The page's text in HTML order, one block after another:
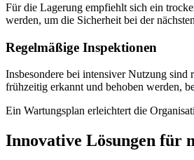
Für die Lagerung empfiehlt sich ein
werden, um die Sicherheit bei der
Regelmäßige Inspektionen
Insbesondere bei intensiver Nutzung
frühzeitig erkannt und behoben werden,
Ein Wartungsplan erleichtert die
Innovative Lösungen für